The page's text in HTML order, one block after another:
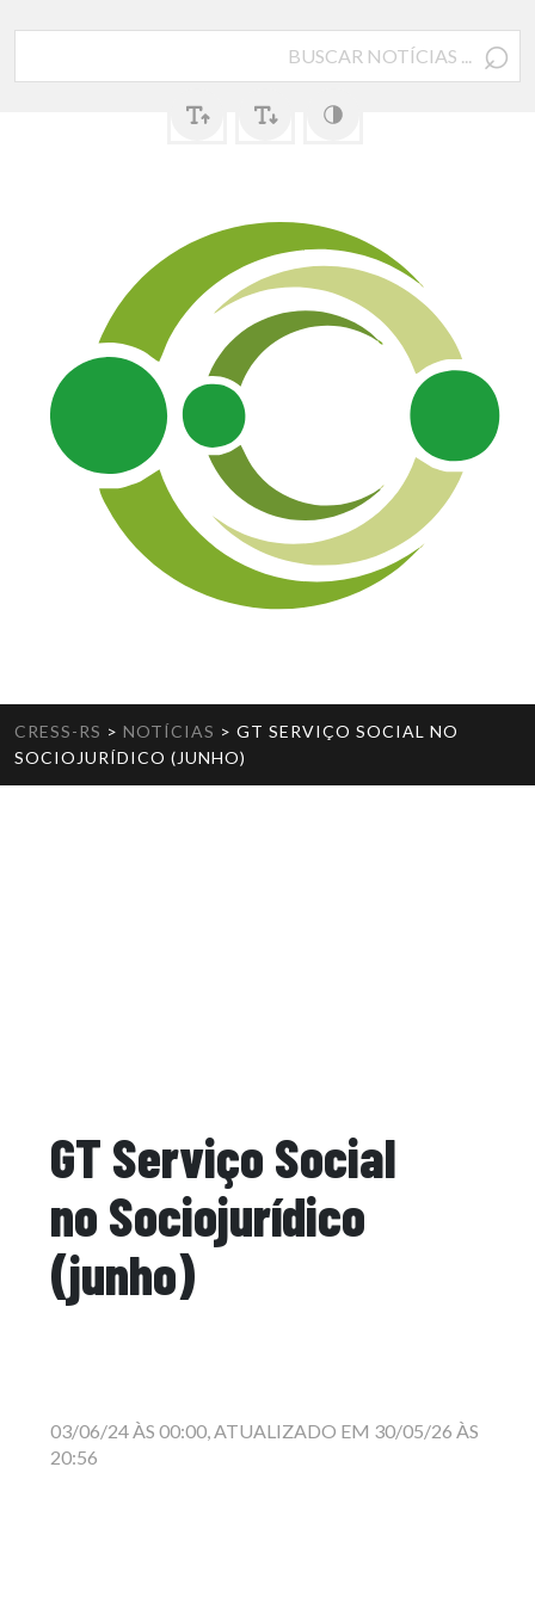
⌕
CRESS-RS > NOTÍCIAS > GT SERVIÇO SOCIAL NO
SOCIOJURÍDICO (JUNHO)
GT Serviço Social
no Sociojurídico
(junho)
03/06/24 ÀS 00:00, ATUALIZADO EM 30/05/26 ÀS
20:56